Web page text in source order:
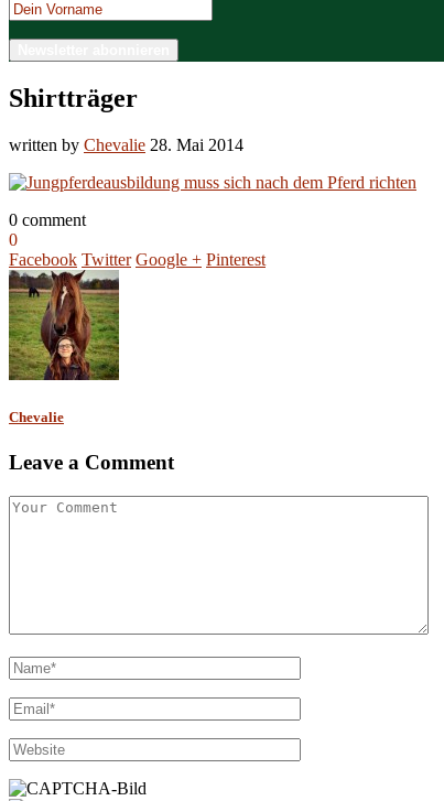
Shirtträger
written by Chevalie 28. Mai 2014
0 comment
0
Facebook Twitter Google + Pinterest
Chevalie
Leave a Comment